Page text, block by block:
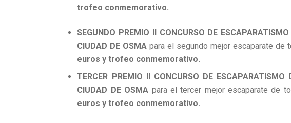
trofeo conmemorativo.
SEGUNDO PREMIO II CONCURSO DE
CIUDAD DE OSMA para el segundo mejor escaparate de
euros y trofeo conmemorativo.
TERCER PREMIO II CONCURSO DE
CIUDAD DE OSMA para el tercer mejor escaparate de
euros y trofeo conmemorativo.